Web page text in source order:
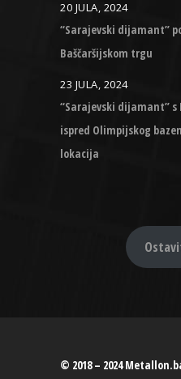
20 JULA, 2024
“Sarajevski dijamant”
Baščaršijskom trgu
23 JULA, 2024
“Sarajevski dijamant” s
ispred Olimpijskog
lokacija
© 2018 – 2024